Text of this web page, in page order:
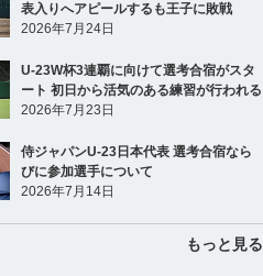
表入りへアピールするも王子に敗戦
2026年7月24日
U-23W杯3連覇に向けて選考合宿がスタ
ート 初日から活気のある練習が行われる
2026年7月23日
侍ジャパンU-23日本代表 選考合宿なら
びに参加選手について
2026年7月14日
もっと見る